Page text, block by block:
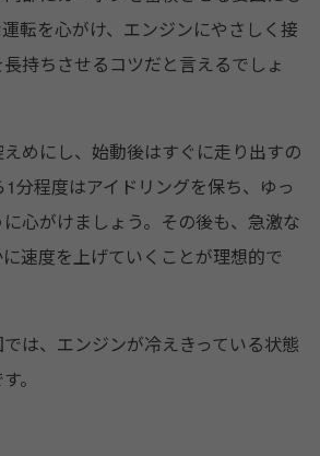
転を心がけ、エンジンにやさしく接
持ちさせるコツだと言えるでしょ
めにし、始動後はすぐに走り出すの
分程度はアイドリングを保ち、ゆっ
心がけましょう。その後も、急激な
速度を上げていくことが理想的で
は、エンジンが冷えきっている状態
。